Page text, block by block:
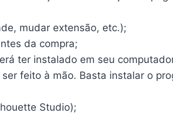
mudar extensão, etc.);
da compra;
ter instalado em seu
feito à mão. Basta instalar o
Studio);